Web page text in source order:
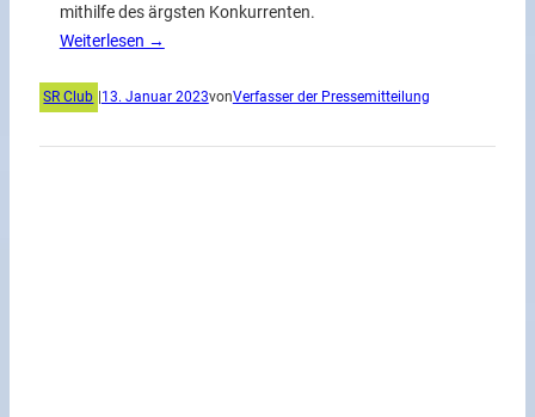
mithilfe des ärgsten Konkurrenten.
Weiterlesen →
SR Club 13. Januar 2023vonVerfasser der Pressemitteilung